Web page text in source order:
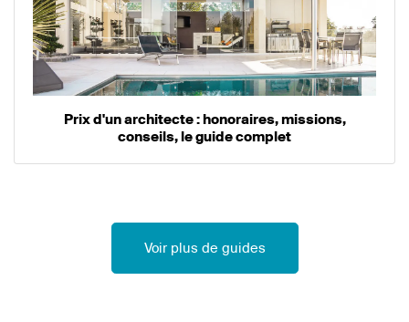
Prix d'un architecte : honoraires, missions,
conseils, le guide complet
Voir plus de guides